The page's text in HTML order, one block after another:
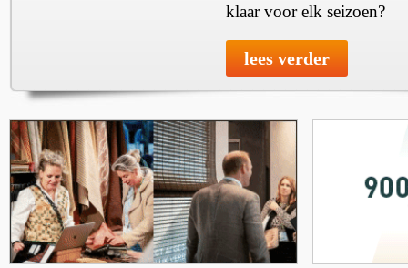
klaar voor elk seizoen?
lees verder